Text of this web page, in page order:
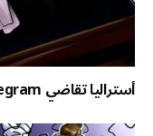
أستراليا تقاضي Telegram بسبب المحتوى المتطرف